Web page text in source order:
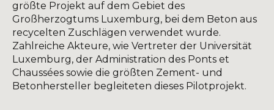
größte Projekt auf dem Gebiet des
Großherzogtums Luxemburg, bei dem Beton aus
recycelten Zuschlägen verwendet wurde.
Zahlreiche Akteure, wie Vertreter der Universität
Luxemburg, der Administration des Ponts et
Chaussées sowie die größten Zement- und
Betonhersteller begleiteten dieses Pilotprojekt.